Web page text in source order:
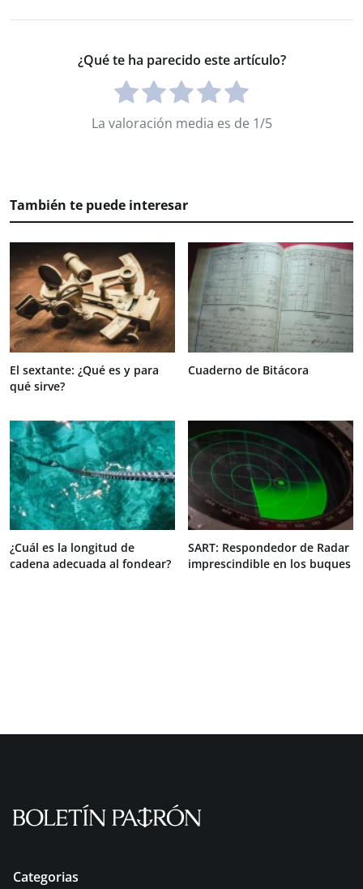
¿Qué te ha parecido este artículo?
La valoración media es de 1/5
También te puede interesar
El sextante: ¿Qué es y para
qué sirve?
Cuaderno de Bitácora
¿Cuál es la longitud de
cadena adecuada al fondear?
SART: Respondedor de Radar
imprescindible en los buques
Categorias